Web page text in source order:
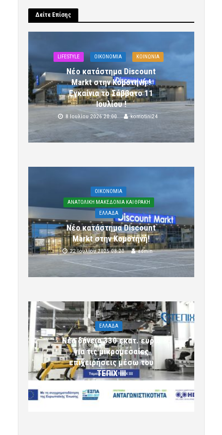
Δείτε Επίσης
LIFESTYLE OIKONOMIA ΚΟΙΝΩΝΙΑ
Νέο κατάστημα Discount
Markt στην Κομοτηνή !
Εγκαίνια το Σάββατο 11
Ιουλίου !
8 Ιουλίου 2026 20:00 komotini24
OIKONOMIA
ΑΝΑΤΟΛΙΚΗ ΜΑΚΕΔΟΝΙΑ ΚΑΙ ΘΡΑΚΗ
ΕΛΛΑΔΑ
Νέο κατάστημα Discount
Markt στην Κομοτηνή!
22 Ιουλίου 2025 08:20 admin
ΕΛΛΑΔΑ
Νέα δάνεια 330 εκατ. ευρώ
για τις μικρομεσαίες
επιχειρήσεις μέσω του
ΤΕΠΙΧ ΙΙΙ